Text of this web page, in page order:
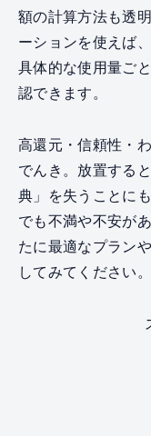
額の計算方法も透
ーションを使えば
具体的な使用量ご
認できます。
高還元・信頼性・
でんき。放置する
典」を失うことに
でも不満や不安が
たに最適なプラン
してみてください。